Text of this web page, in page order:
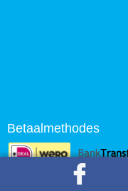
Betaalmethodes